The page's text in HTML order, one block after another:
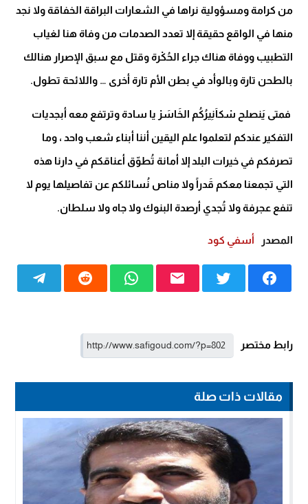
من كرامة ومسؤولية نراها في الشعارات البراقة الخفاقة ولا نجد
منها في الواقع حقيقة إلا تعدد الصدمات من وفاة هنا لغياب
التطبيب ووفاة هناك جراء الحُكْرة وقتل مع سبق الإصرار هنالك
بالطحن تارة وبالوأد في بطن الأم تارة أخرى … واللائحة تطول.
فمتى يَنصلح سْكاَنِيرُكُم الخَاسَرْ يا سادة وترتفع معه أبجديات
التفكير عندكم لتعلموا علم اليقين أننا أبناء شعب واحد ، وما
تصرفكم في خيرات البلد إلا أمانة تُطوّق أعناقكم في دارنا هذه
التي تجمعنا معكم قَدراً ولا مناص نُسائلكم عن تفاصيلها يوم لا
تنفع عجرفة ولا تُجدي أرصدة البنوك ولا جاه ولا سلطان.
المصدر أسفي كود
رابط مختصر
مقالات ذات صلة